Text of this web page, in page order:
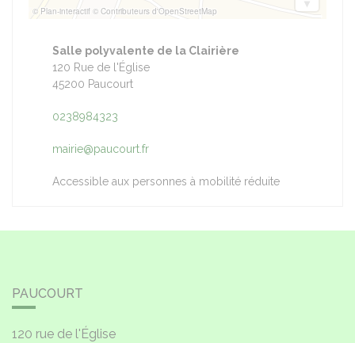
© Plan-interactif © Contributeurs d'OpenStreetMap
Salle polyvalente de la Clairière
120 Rue de l'Église
45200 Paucourt
0238984323
mairie@paucourt.fr
Accessible aux personnes à mobilité réduite
PAUCOURT
120 rue de l'Église